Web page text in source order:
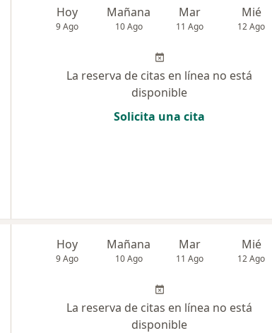
Hoy
9 Ago
Mañana
10 Ago
Mar
11 Ago
Mié
12 Ago
La reserva de citas en línea no está
disponible
Solicita una cita
Hoy
9 Ago
Mañana
10 Ago
Mar
11 Ago
Mié
12 Ago
La reserva de citas en línea no está
disponible